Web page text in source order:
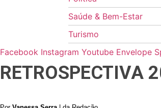
Saúde & Bem-Estar
Turismo
Facebook Instagram Youtube Envelope
RETROSPECTIVA